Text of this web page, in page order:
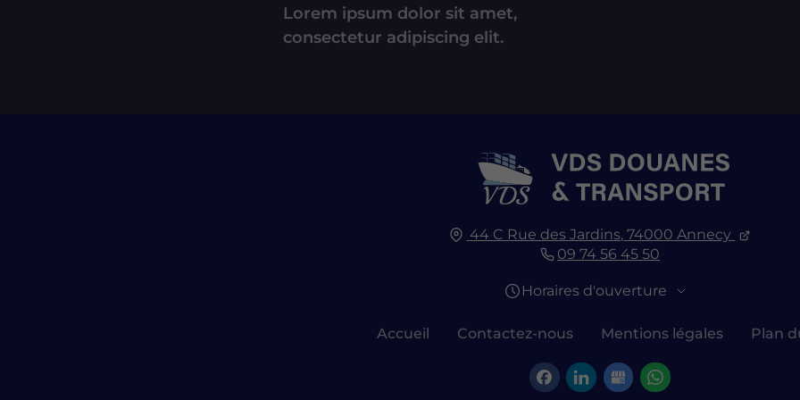
Lorem ipsum dolor sit amet,
consectetur adipiscing elit.
44 C Rue des Jardins, 74000 Annecy
09 74 56 45 50
Horaires d'ouverture
Accueil Contactez-nous Mentions légales Plan